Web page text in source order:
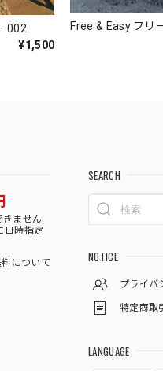
002
¥1,500
Free & Easy フリ
きません
日時指定
について
SEARCH
NOTICE
プライバ
特定商取
LANGUAGE